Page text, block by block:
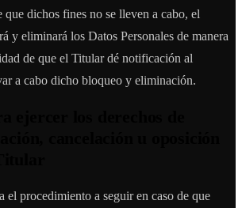
que dichos fines no se lleven a cabo, el
y eliminará los Datos Personales de manera
de que el Titular dé notificación al
a cabo dicho bloqueo y eliminación.
el procedimiento a seguir en caso de que